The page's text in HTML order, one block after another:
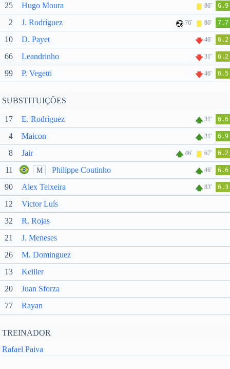
25 Hugo Moura 86' 6.9
2 J. Rodríguez 76' 86' 7.7
10 D. Payet 46' 6.2
66 Leandrinho 31' 6.2
99 P. Vegetti 46' 6.5
SUBSTITUIÇÕES
17 E. Rodríguez 31' 6.6
4 Maicon 31' 6.9
8 Jair 46' 67' 6.2
11 M Philippe Coutinho 46' 6.6
90 Alex Teixeira 83' 6.3
12
Victor Luís
32
R. Rojas
21
J. Meneses
26
M. Dominguez
13
Keiller
20
Juan Sforza
77
Rayan
TREINADOR
Rafael Paiva